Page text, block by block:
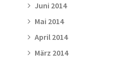
Juni 2014
Mai 2014
April 2014
März 2014